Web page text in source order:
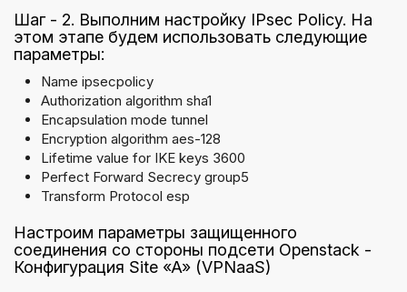
Шаг - 2. Выполним настройку IPsec Policy. На
этом этапе будем использовать следующие
параметры:
Name ipsecpolicy
Authorization algorithm sha1
Encapsulation mode tunnel
Encryption algorithm aes-128
Lifetime value for IKE keys 3600
Perfect Forward Secrecy group5
Transform Protocol esp
Настроим параметры защищенного
соединения со стороны подсети Openstack -
Конфигурация Site «A» (VPNaaS)